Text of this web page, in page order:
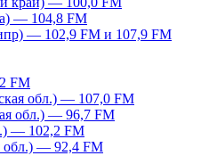
— 104,8 FM
— 102,9 FM и 107,9 FM
FM
обл.) — 107,0 FM
обл.) — 96,7 FM
— 102,2 FM
обл.) — 92,4 FM